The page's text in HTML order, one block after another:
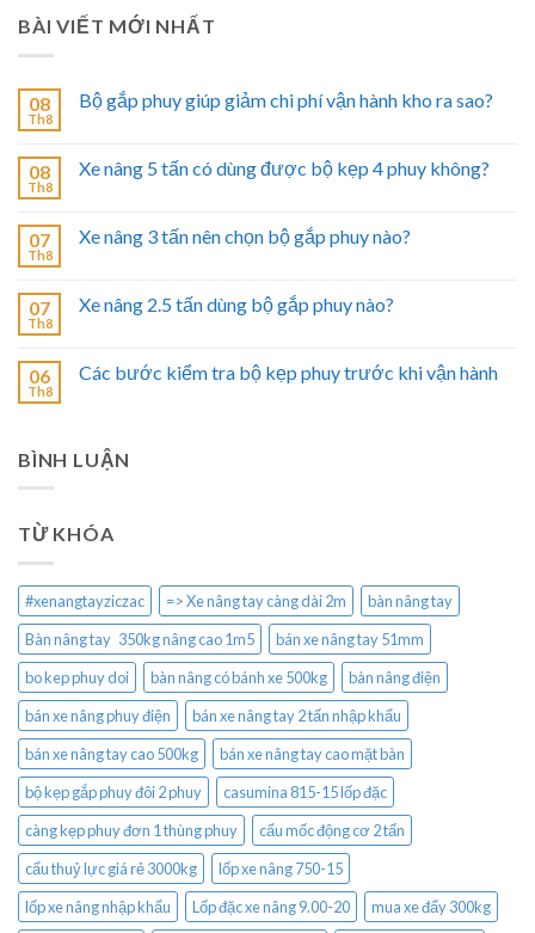
BÀI VIẾT MỚI NHẤT
08
Th8
Bộ gắp phuy giúp giảm chi phí vận hành kho ra sao?
08
Th8
Xe nâng 5 tấn có dùng được bộ kẹp 4 phuy không?
07
Th8
Xe nâng 3 tấn nên chọn bộ gắp phuy nào?
07
Th8
Xe nâng 2.5 tấn dùng bộ gắp phuy nào?
06
Th8
Các bước kiểm tra bộ kẹp phuy trước khi vận hành
BÌNH LUẬN
TỪ KHÓA
#xenangtayziczac => Xe nâng tay càng dài 2m
bàn nâng tay
Bàn nâng tay 350kg nâng cao 1m5
bán xe nâng tay 51mm
bo kep phuy doi
bàn nâng có bánh xe 500kg
bàn nâng điện
bán xe nâng phuy điện
bán xe nâng tay 2 tấn nhập khẩu
bán xe nâng tay cao 500kg
bán xe nâng tay cao mặt bàn
bộ kẹp gắp phuy đôi 2 phuy
casumina 815-15 lốp đặc
càng kẹp phuy đơn 1 thùng phuy
cẩu mốc động cơ 2 tấn
cẩu thuỷ lực giá rẻ 3000kg
lốp xe nâng 750-15
lốp xe nâng nhập khẩu
Lốp đặc xe nâng 9.00-20
mua xe đẩy 300kg